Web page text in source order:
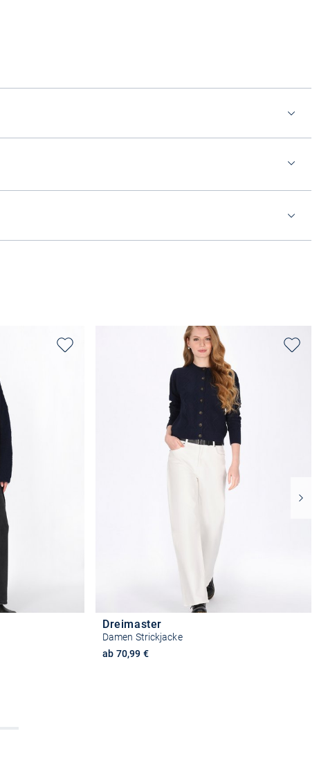
Dreimaster
Damen Strickjacke
ab 70,99 €